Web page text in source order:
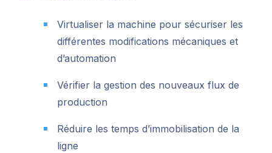
Virtualiser la machine pour sécuriser les
différentes modifications mécaniques et
d’automation
Vérifier la gestion des nouveaux flux de
production
Réduire les temps d’immobilisation de la
ligne